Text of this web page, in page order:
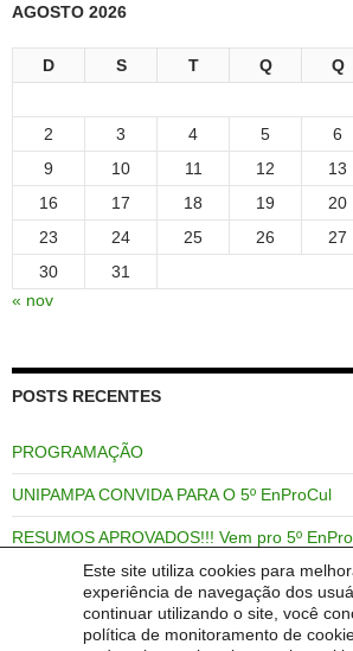
Este site utiliza cookies para
experiência de navegação dos
continuar utilizando o site, você
política de monitoramento de
AGOSTO 2026
D S T Q Q
2
3 4 5 6
9
10 11 12 13
16
17 18 19 20
23
24 25 26 27
30
31
« nov
POSTS RECENTES
PROGRAMAÇÃO
UNIPAMPA CONVIDA PARA O 5º EnProCul
RESUMOS APROVADOS!!! Vem pro 5º
5º EnProCult recebe mais de 50 Resumos
5º EnProCult: Inscreva RESUMOS de